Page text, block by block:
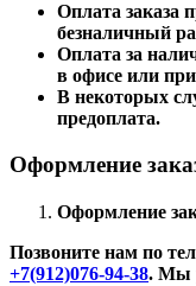
Оплата заказа
безналичный
Оплата за
в офисе или
В некоторых
предоплата.
Оформление
Оформление
Позвоните нам по
+7(912)076-94-38. Мы